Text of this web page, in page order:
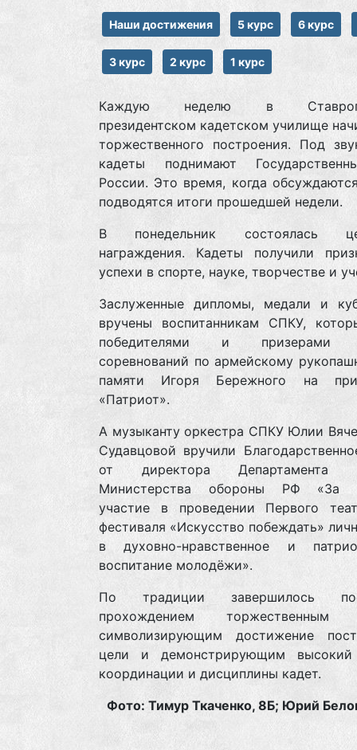
Наши достижения 5 курс 6 курс
3 курс 2 курс 1 курс
Каждую неделю в
президентском кадетском училище
торжественного построения. Под
кадеты поднимают
России. Это время, когда
подводятся итоги прошедшей недели.
В понедельник состоялась
награждения. Кадеты получили
успехи в спорте, науке, творчестве и
Заслуженные дипломы, медали и
вручены воспитанникам СПКУ,
победителями и призерами
соревнований по армейскому
памяти Игоря Бережного на
«Патриот».
А музыканту оркестра СПКУ Юлии
Судавцовой вручили
от директора Департамента
Министерства обороны РФ «За
участие в проведении Первого
фестиваля «Искусство побеждать»
в духовно-нравственное и
воспитание молодёжи».
По традиции завершилось
прохождением торжественным
символизирующим достижение
цели и демонстрирующим высокий
координации и дисциплины кадет.
Фото: Тимур Ткаченко, 8Б; Юрий